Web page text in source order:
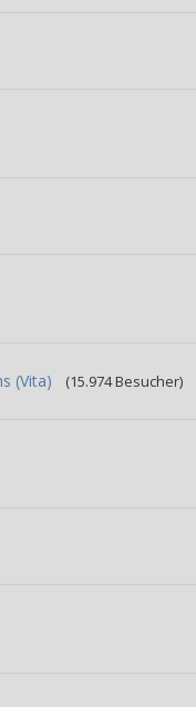
(Vita) (15.974 Besucher)